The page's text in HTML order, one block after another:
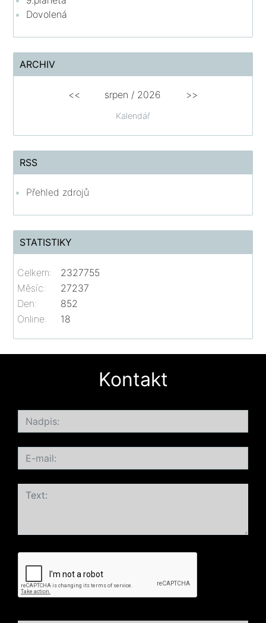
Dovolená
ARCHIV
Kalendář
<< srpen / 2026 >>
RSS
Přehled zdrojů
STATISTIKY
Online: 18
Celkem:
2327755
Měsíc:
27237
Den:
852
Kontakt